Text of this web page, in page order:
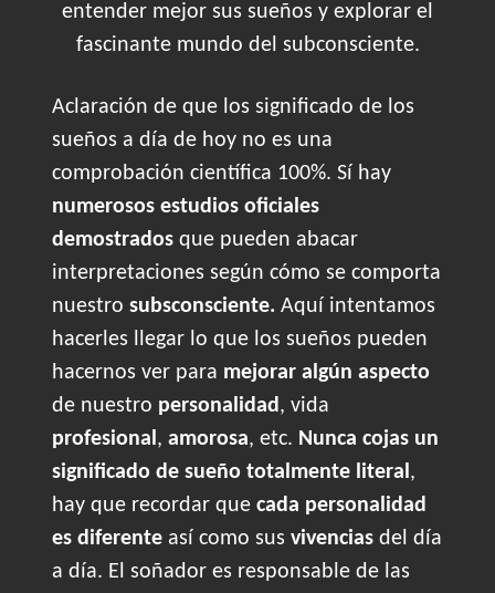
entender mejor sus sueños y explorar el
fascinante mundo del subconsciente.
Aclaración de que los significado de los
sueños a día de hoy no es una
comprobación científica 100%. Sí hay
numerosos estudios oficiales
demostrados que pueden abacar
interpretaciones según cómo se comporta
nuestro subsconsciente. Aquí intentamos
hacerles llegar lo que los sueños pueden
hacernos ver para mejorar algún aspecto
de nuestro personalidad, vida
profesional, amorosa, etc. Nunca cojas un
significado de sueño totalmente literal,
hay que recordar que cada personalidad
es diferente así como sus vivencias del día
a día. El soñador es responsable de las